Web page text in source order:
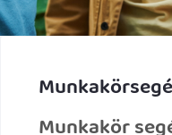
Munkakör